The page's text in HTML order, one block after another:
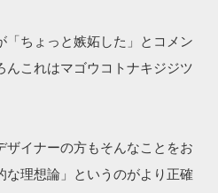
「ちょっと嫉妬した」とコメン
んこれはマゴウコトナキジジツ
ザイナーの方もそんなことをお
な理想論」というのがより正確